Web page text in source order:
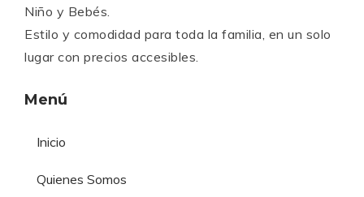
Niño y Bebés.
Estilo y comodidad para toda la familia, en un solo
lugar con precios accesibles.
Menú
Inicio
Quienes Somos